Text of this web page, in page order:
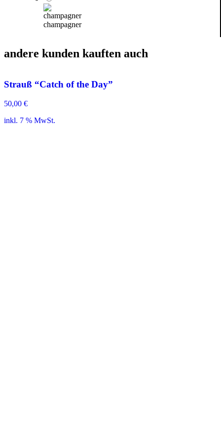
champagner
andere kunden kauften auch
Strauß “Catch of the Day”
50,00 €
inkl. 7 % MwSt.